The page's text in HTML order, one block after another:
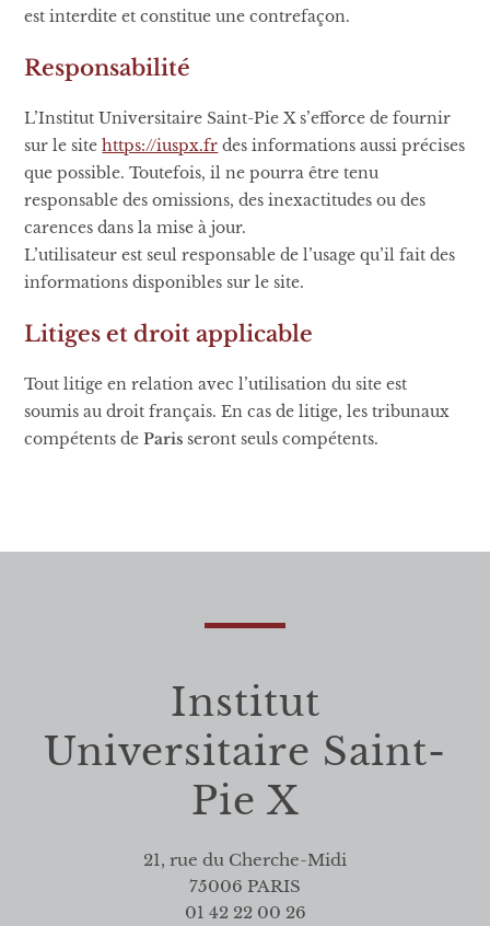
est interdite et constitue une contrefaçon.
Responsabilité
L’Institut Universitaire Saint-Pie X s’efforce de fournir
sur le sitehttps://iuspx.fr des informations aussi précises
que possible. Toutefois, il ne pourra être tenu
responsable des omissions, des inexactitudes ou des
carences dans la mise à jour.
L’utilisateur est seul responsable de l’usage qu’il fait des
informations disponibles sur le site.
Litiges et droit applicable
Tout litige en relation avec l’utilisation du site est
soumis au droit français. En cas de litige, les tribunaux
compétents deParis seront seuls compétents.
Institut
Universitaire Saint-
Pie X
21, rue du Cherche-Midi
75006 PARIS
01 42 22 00 26